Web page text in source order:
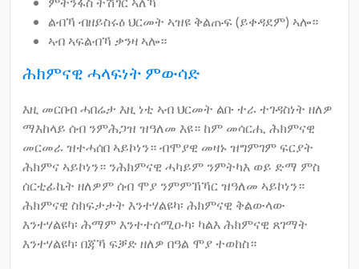
ልብኻ ብዘይስሩዕ ህርመት ኣዝዩ ቅልጡፍ (ይቀዳደም) ኣሎ።
ኣብ ኣፍልብኻ ቃንዛ ኣሎ።
ሕክምናዊ ሓላፍነት ምውሳድ
እዚ መርበብ ሓበሬታ እዚ ነቲ ኣብ ህርመት ልቡ ተራ ተገዳስነት ዘለዎ
ማእከላይ ሰብ ንምሕጋዝ ዝዓለመ እዩ። ከም መሳርሒ ሕክምናዊ
መርመራ ዝተሓሰበ ኣይኮነን። ብሞያዊ መዛኑ ዝግምገም ፍርያት
ሕክምና ኣይኮነን። ንሕክምናዊ ሓካይም ንምትካእ ወይ ድማ ምስ
ሰርቲፊኬት ዘለዎም ሰብ ሞያ ንምምኽኻር ዝዓለመ ኣይኮነን።
ሕክምናዊ ስክፍታታት እንተሃልዩካ፡ ሕክምናዊ ቅልውላው
እንተሃልዩካ፡ ሕማም እንተተሰሚዑካ፡ ካልእ ሕክምናዊ ጸገማት
እንተሃልዩካ፡ በጃኻ ፍቓድ ዘለዎ በዓል ሞያ ተወከስ።